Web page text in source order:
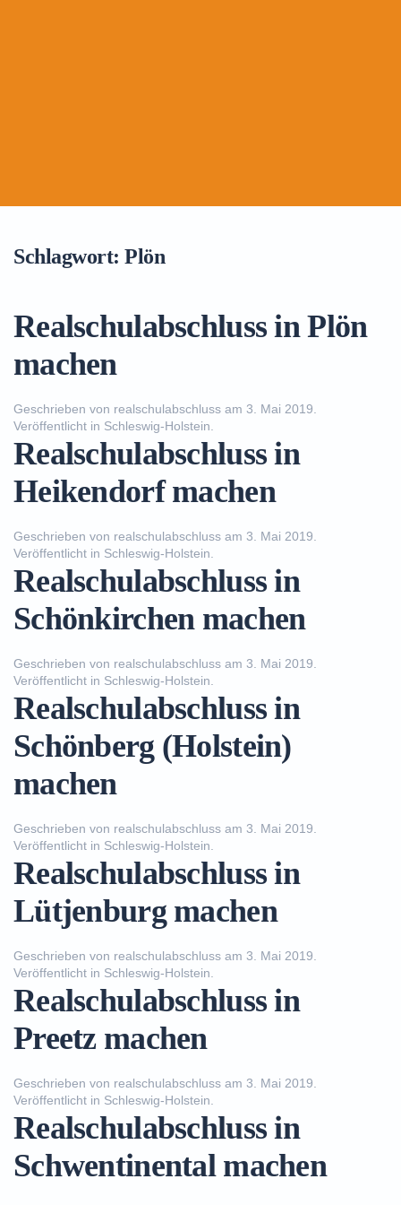
Schlagwort:Plön
Realschulabschluss in Plön
machen
Geschrieben von realschulabschluss am 3. Mai 2019
Veröffentlicht in Schleswig-Holstein
Realschulabschluss in
Heikendorf machen
Geschrieben von realschulabschluss am 3. Mai 2019
Veröffentlicht in Schleswig-Holstein
Realschulabschluss in
Schönkirchen machen
Geschrieben von realschulabschluss am 3. Mai 2019
Veröffentlicht in Schleswig-Holstein
Realschulabschluss in
Schönberg (Holstein)
machen
Geschrieben von realschulabschluss am 3. Mai 2019
Veröffentlicht in Schleswig-Holstein
Realschulabschluss in
Lütjenburg machen
Geschrieben von realschulabschluss am 3. Mai 2019
Veröffentlicht in Schleswig-Holstein
Realschulabschluss in
Preetz machen
Geschrieben von realschulabschluss am 3. Mai 2019
Veröffentlicht in Schleswig-Holstein
Realschulabschluss in
Schwentinental machen